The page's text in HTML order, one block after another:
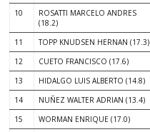
10
ROSATTI MARCELO ANDRES
(18.2)
11 TOPP KNUDSEN HERNAN (17.3)
12
CUETO FRANCISCO (17.6)
13
HIDALGO LUIS ALBERTO (14.8)
14
NUÑEZ WALTER ADRIAN (13.4)
15
WORMAN ENRIQUE (17.0)